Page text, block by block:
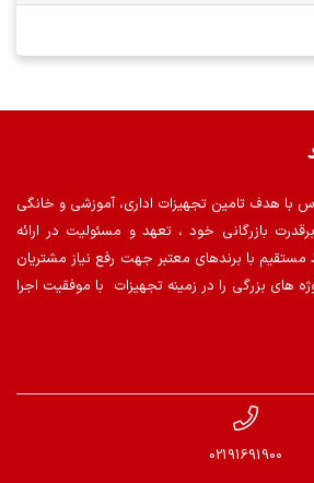
با هدف تامین تجهیزات اداری، آموزشی و خانگی
بازرگانی خود ، تعهد و مسئولیت در ارائه
با برندهای معتبر جهت رفع نیاز مشتریان
های بزرگی را در زمینه تجهیزات با موفقیت اجرا
02191691900